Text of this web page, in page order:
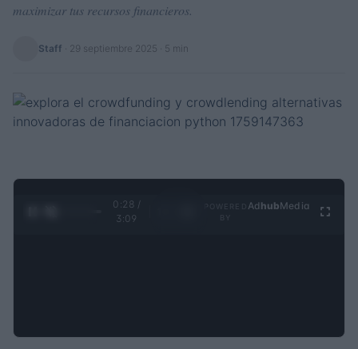
maximizar tus recursos financieros.
Staff 29 septiembre 2025 · 5 min
0:29 /
3:09
Ad hubMedia